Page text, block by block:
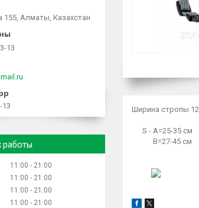
Ширина стропы
S - A=25-35 см
B=27-45 см
155, Алматы, Казахстан
13
13
работы
11:00
21:00
11:00
21:00
11:00
21:00
11:00
21:00